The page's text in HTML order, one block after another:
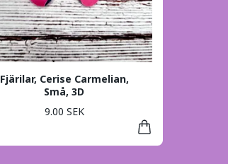
Fjärilar, Cerise Carmelian,
Små, 3D
9.00 SEK